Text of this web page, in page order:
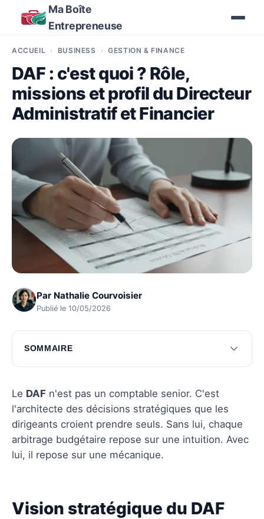
Ma Boîte
Entrepreneuse
ACCUEIL BUSINESS GESTION & FINANCE
DAF : c'est quoi ? Rôle,
missions et profil du Directeur
Administratif et Financier
Par Nathalie Courvoisier
Publié le 10/05/2026
SOMMAIRE
Vision stratégique du DAF
Synergies du DAF avec les départements
Enjeux actuels pour un DAF
Questions fréquentes
Le DAF n'est pas un comptable senior. C'est
l'architecte des décisions stratégiques que les
dirigeants croient prendre seuls. Sans lui, chaque
arbitrage budgétaire repose sur une intuition. Avec
lui, il repose sur une mécanique.
Vision stratégique du DAF